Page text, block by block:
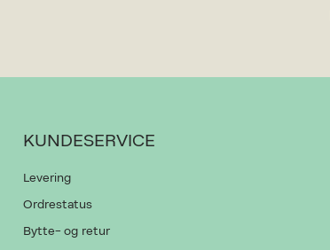
KUNDESERVICE
Levering
Ordrestatus
Bytte- og retur